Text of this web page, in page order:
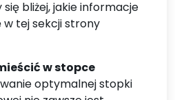
bliżej, jakie informacje
w tej sekcji strony
w stopce
optymalnej stopki